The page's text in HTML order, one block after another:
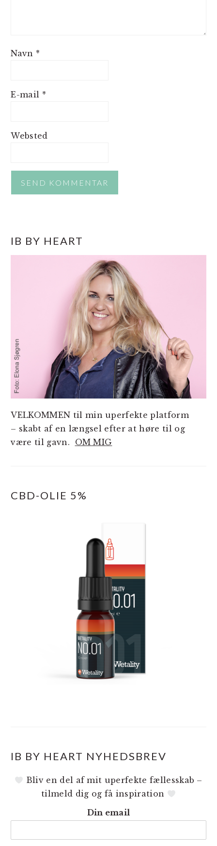
Navn *
E-mail *
Websted
SIDEBAR
IB BY HEART
VELKOMMEN til min uperfekte platform
– skabt af en længsel efter at høre til og
være til gavn. OM MIG
CBD-OLIE 5%
IB BY HEART NYHEDSBREV
Bliv en del af mit uperfekte fællesskab –
tilmeld dig og få inspiration
Din email